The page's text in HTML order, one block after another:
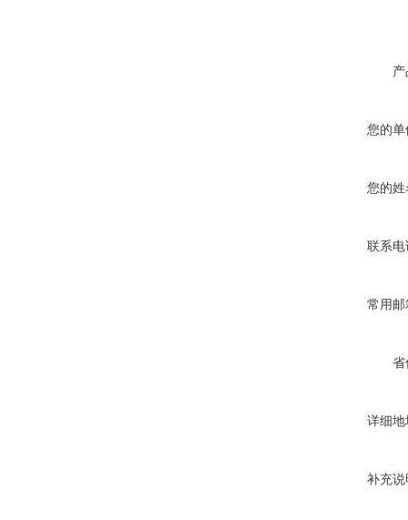
您的单
您的姓
联系电
常用邮
省
详细地
补充说